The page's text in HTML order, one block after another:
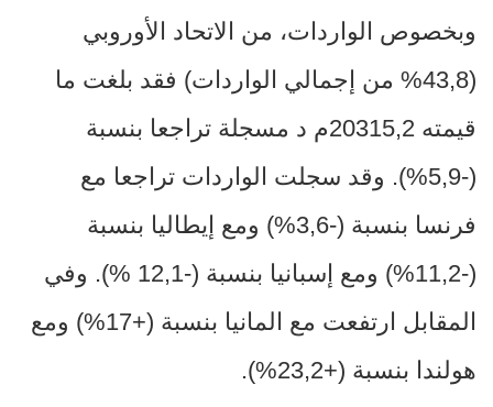
وبخصوص الواردات، من الاتحاد الأوروبي
(43,8
% من إجمالي الواردات) فقد بلغت ما
قيمته 20315,2م د مسجلة تراجعا بنسبة
-)
5,9
%). وقد سجلت الواردات تراجعا مع
فرنسا بنسبة -)
3,6
%) ومع إيطاليا بنسبة
-)
11,2
%) ومع إسبانيا بنسبة -)
12,1
%). وفي
المقابل ارتفعت مع المانيا بنسبة +)
17
%) ومع
هولندا بنسبة +)
23,2
%
).